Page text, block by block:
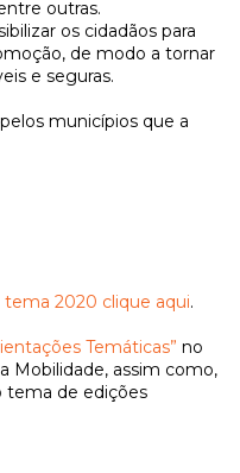
outras.
os cidadãos para
de modo a tornar
e seguras.
municípios que a
tema 2020 clique aqui.
Temáticas” no
Mobilidade, assim como,
tema de edições